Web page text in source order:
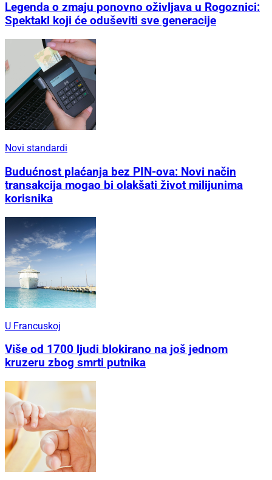
Legenda o zmaju ponovno oživljava u Rogoznici:
Spektakl koji će oduševiti sve generacije
Novi standardi
Budućnost plaćanja bez PIN-ova: Novi način
transakcija mogao bi olakšati život milijunima
korisnika
U Francuskoj
Više od 1700 ljudi blokirano na još jednom
kruzeru zbog smrti putnika